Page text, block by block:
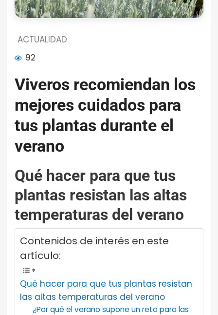
ACTUALIDAD
92
Viveros recomiendan los
mejores cuidados para
tus plantas durante el
verano
Qué hacer para que tus
plantas resistan las altas
temperaturas del verano
Contenidos de interés en este
artículo:
Qué hacer para que tus plantas resistan
las altas temperaturas del verano
¿Por qué el verano supone un reto para las